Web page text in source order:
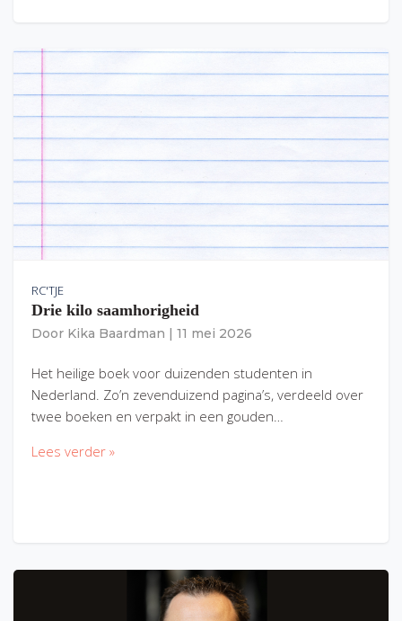
RC'TJE
Drie kilo saamhorigheid
Door Kika Baardman 11 mei 2026
Het heilige boek voor duizenden studenten in
Nederland. Zo’n zevenduizend pagina’s, verdeeld over
twee boeken en verpakt in een gouden…
Lees verder »